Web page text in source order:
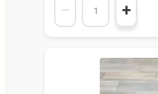
− +